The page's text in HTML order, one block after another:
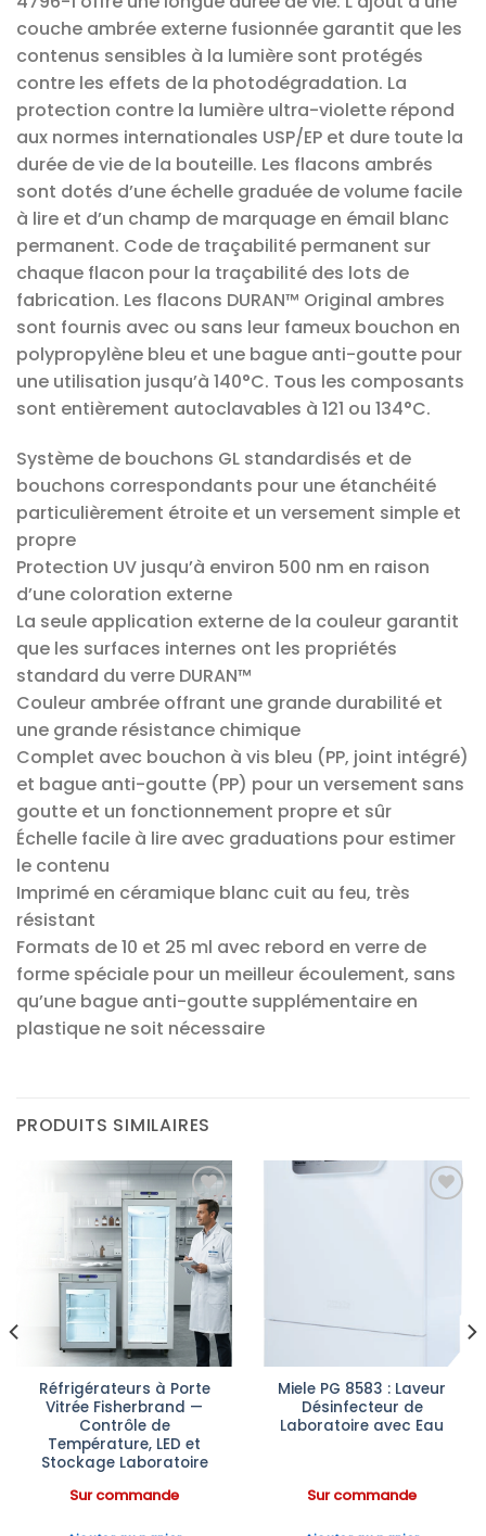
couche ambrée externe fusionnée garantit que les
contenus sensibles à la lumière sont protégés
contre les effets de la photodégradation. La
protection contre la lumière ultra-violette répond
aux normes internationales USP/EP et dure toute la
durée de vie de la bouteille. Les flacons ambrés
sont dotés d’une échelle graduée de volume facile
à lire et d’un champ de marquage en émail blanc
permanent. Code de traçabilité permanent sur
chaque flacon pour la traçabilité des lots de
fabrication. Les flacons DURAN™ Original ambres
sont fournis avec ou sans leur fameux bouchon en
polypropylène bleu et une bague anti-goutte pour
une utilisation jusqu’à 140°C. Tous les composants
sont entièrement autoclavables à 121 ou 134°C.
Système de bouchons GL standardisés et de
bouchons correspondants pour une étanchéité
particulièrement étroite et un versement simple et
propre
Protection UV jusqu’à environ 500 nm en raison
d’une coloration externe
La seule application externe de la couleur garantit
que les surfaces internes ont les propriétés
standard du verre DURAN™
Couleur ambrée offrant une grande durabilité et
une grande résistance chimique
Complet avec bouchon à vis bleu (PP, joint intégré)
et bague anti-goutte (PP) pour un versement sans
goutte et un fonctionnement propre et sûr
Échelle facile à lire avec graduations pour estimer
le contenu
Imprimé en céramique blanc cuit au feu, très
résistant
Formats de 10 et 25 ml avec rebord en verre de
forme spéciale pour un meilleur écoulement, sans
qu’une bague anti-goutte supplémentaire en
plastique ne soit nécessaire
PRODUITS SIMILAIRES
Ajouter
à la liste
d’envies
Réfrigérateurs à Porte
Vitrée Fisherbrand —
Contrôle de
Température, LED et
Stockage Laboratoire
Sur commande
Miele PG 8583 : Laveur
Désinfecteur de
Laboratoire avec Eau
Sur commande